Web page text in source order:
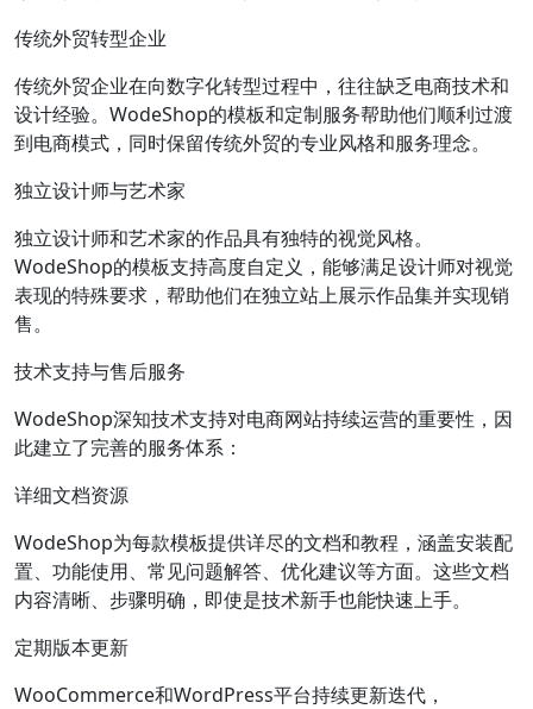
传统外贸转型企业
传统外贸企业在向数字化转型过程中，往往缺乏电商技术和
设计经验。WodeShop的模板和定制服务帮助他们顺利过渡
到电商模式，同时保留传统外贸的专业风格和服务理念。
独立设计师与艺术家
独立设计师和艺术家的作品具有独特的视觉风格。
WodeShop的模板支持高度自定义，能够满足设计师对视觉
表现的特殊要求，帮助他们在独立站上展示作品集并实现销
售。
技术支持与售后服务
WodeShop深知技术支持对电商网站持续运营的重要性，因
此建立了完善的服务体系：
详细文档资源
WodeShop为每款模板提供详尽的文档和教程，涵盖安装配
置、功能使用、常见问题解答、优化建议等方面。这些文档
内容清晰、步骤明确，即使是技术新手也能快速上手。
定期版本更新
WooCommerce和WordPress平台持续更新迭代，